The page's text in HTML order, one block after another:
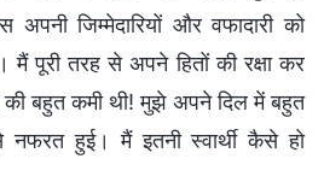
जिम्मेदारियों और वफादारी को
मैं पूरी तरह से अपने हितों की रक्षा कर
की बहुत कमी थी! मुझे अपने दिल में बहुत
हुई। मैं इतनी स्वार्थी कैसे हो